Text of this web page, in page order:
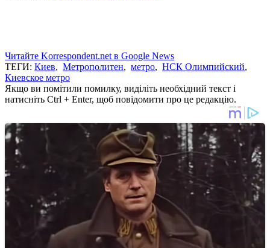
Читайте Korrespondent.net в Google News
ТЕГИ: Киев, Метрополитен, метро, НСК Олимпийский,
Киевское метро
Якщо ви помітили помилку, виділіть необхідний текст і
натисніть Ctrl + Enter, щоб повідомити про це редакцію.